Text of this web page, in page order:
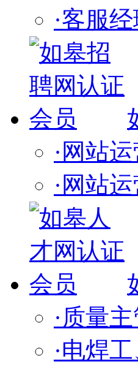
·客服
·网站
·网站
·质量
·电焊